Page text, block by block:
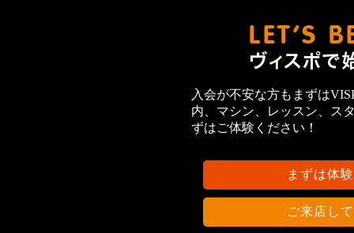
入会が不安な方もまずは
内、マシン、レッスン、ス
ずはご体験ください！
まずは体
ご来店し